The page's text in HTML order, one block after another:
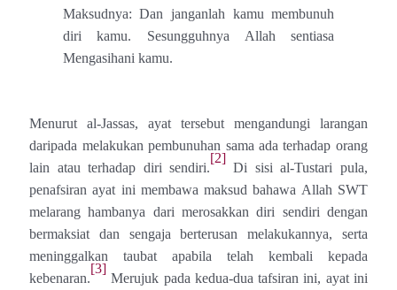
Maksudnya: Dan janganlah kamu membunuh
diri kamu. Sesungguhnya Allah sentiasa
Mengasihani kamu.
Menurut al-Jassas, ayat tersebut mengandungi larangan
daripada melakukan pembunuhan sama ada terhadap orang
lain atau terhadap diri sendiri.
[2]
Di sisi al-Tustari pula,
penafsiran ayat ini membawa maksud bahawa Allah SWT
melarang hambanya dari merosakkan diri sendiri dengan
bermaksiat dan sengaja berterusan melakukannya, serta
meninggalkan taubat apabila telah kembali kepada
kebenaran.
[3]
Merujuk pada kedua-dua tafsiran ini, ayat ini